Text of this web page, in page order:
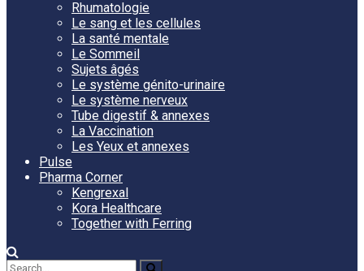
Rhumatologie
Le sang et les cellules
La santé mentale
Le Sommeil
Sujets âgés
Le système génito-urinaire
Le système nerveux
Tube digestif & annexes
La Vaccination
Les Yeux et annexes
Pulse
Pharma Corner
Kengrexal
Kora Healthcare
Together with Ferring